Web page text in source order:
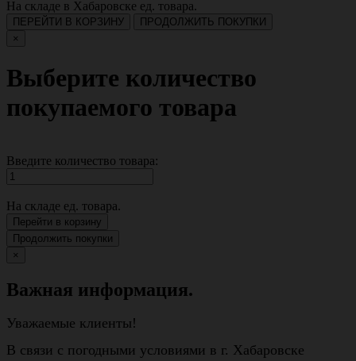
На складе в Хабаровске ед. товара.
ПЕРЕЙТИ В КОРЗИНУ
ПРОДОЛЖИТЬ ПОКУПКИ
×
Выберите количество
покупаемого товара
Введите количество товара:
На складе ед. товара.
Перейти в корзину
Продолжить покупки
×
Важная информация.
Уважаемые клиенты!
В связи с погодными условиями в г. Хабаровске